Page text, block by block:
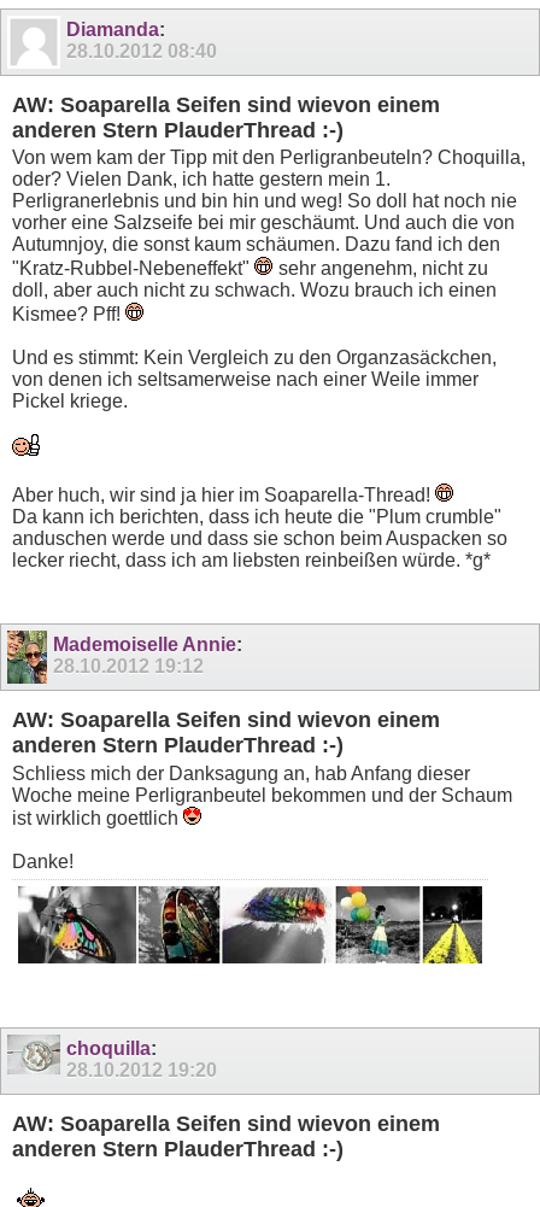
Diamanda:
28.10.2012 08:40
AW: Soaparella Seifen sind wievon einem
anderen Stern PlauderThread :-)
Von wem kam der Tipp mit den Perligranbeuteln? Choquilla,
oder? Vielen Dank, ich hatte gestern mein 1.
Perligranerlebnis und bin hin und weg! So doll hat noch nie
vorher eine Salzseife bei mir geschäumt. Und auch die von
Autumnjoy, die sonst kaum schäumen. Dazu fand ich den
"Kratz-Rubbel-Nebeneffekt"
sehr angenehm, nicht zu
doll, aber auch nicht zu schwach. Wozu brauch ich einen
Kismee? Pff!
Und es stimmt: Kein Vergleich zu den Organzasäckchen,
von denen ich seltsamerweise nach einer Weile immer
Pickel kriege.
Aber huch, wir sind ja hier im Soaparella-Thread!
Da kann ich berichten, dass ich heute die "Plum crumble"
anduschen werde und dass sie schon beim Auspacken so
lecker riecht, dass ich am liebsten reinbeißen würde. *g*
Mademoiselle Annie:
28.10.2012 19:12
AW: Soaparella Seifen sind wievon einem
anderen Stern PlauderThread :-)
Schliess mich der Danksagung an, hab Anfang dieser
Woche meine Perligranbeutel bekommen und der Schaum
ist wirklich goettlich
Danke!
choquilla:
28.10.2012 19:20
AW: Soaparella Seifen sind wievon einem
anderen Stern PlauderThread :-)